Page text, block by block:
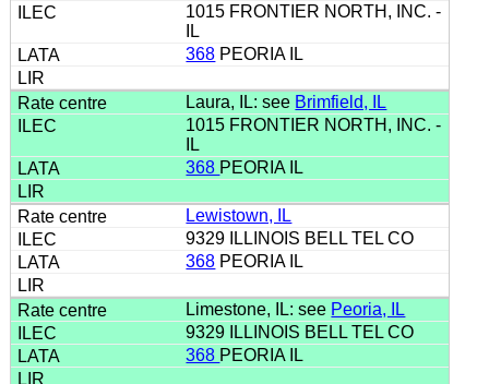
1015 FRONTIER NORTH, INC. -
IL
368 PEORIA IL
Laura, IL: see Brimfield, IL
1015 FRONTIER NORTH, INC. -
IL
368 PEORIA IL
Lewistown, IL
9329 ILLINOIS BELL TEL CO
368 PEORIA IL
Limestone, IL: see Peoria, IL
9329 ILLINOIS BELL TEL CO
368 PEORIA IL